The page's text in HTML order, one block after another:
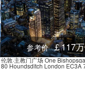
Shannon Corner Superstores Stop V, Beverley Way, 新莫尔登, KT3 4PJ, 英国
0.03米
Cavendish Avenue Stop D, 249 Burlington Road, 新莫尔登, KT3 4NE, 英国
0.03米
0.02米
Raynes Park High School Stop U, Bushey Road, 新莫尔登, KT3 4, 英国
0.03米
Shannon Corner Cavendish Avenue (Stop R), 264 Burlington Road, 新莫尔登, KT3 4NN, 英国
0.03米
参考价 ￡117
伦敦·主教门广场 One
80 Houndsditch London EC3A